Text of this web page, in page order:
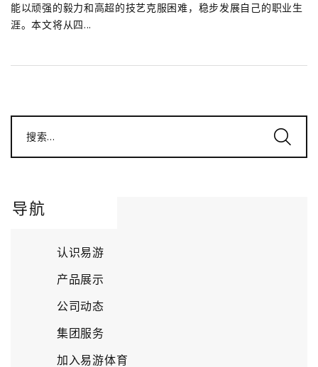
能以顽强的毅力和高超的技艺克服困难，稳步发展自己的职业生
涯。本文将从四...
搜索...
导航
认识易游
产品展示
公司动态
集团服务
加入易游体育